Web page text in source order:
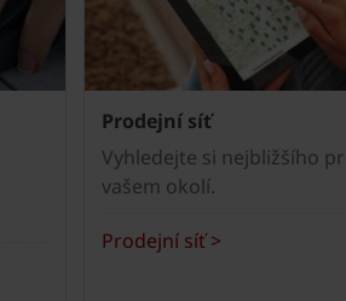
Prodejní síť
Vyhledejte si nejbližšího
vašem okolí.
Prodejní síť >